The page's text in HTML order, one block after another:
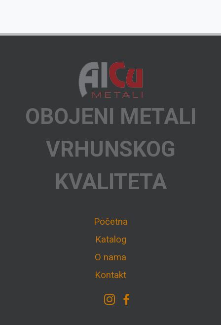
OBOJENI METALI
VRHUNSKOG
KVALITETA
Početna
Katalog
O nama
Kontakt